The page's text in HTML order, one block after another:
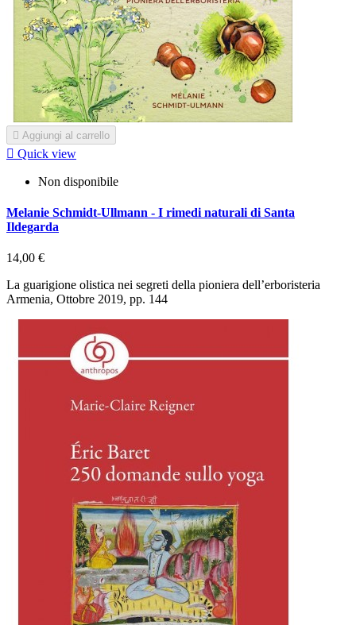
 Aggiungi al carrello
 Quick view
Non disponibile
Melanie Schmidt-Ullmann - I rimedi naturali di Santa
Ildegarda
14,00 €
La guarigione olistica nei segreti della pioniera dell’erboristeria
Armenia, Ottobre 2019, pp. 144